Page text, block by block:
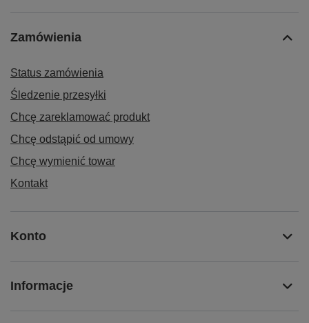
Zamówienia
Status zamówienia
Śledzenie przesyłki
Chcę zareklamować produkt
Chcę odstąpić od umowy
Chcę wymienić towar
Kontakt
Konto
Informacje